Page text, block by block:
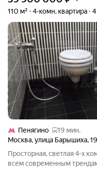
110 м² 4-комн. квартира 4
Пенягино
19 мин.
Москва,улица Барышиха,19
Просторная, светлая 4-х
всем современным